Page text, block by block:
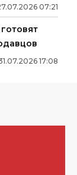
.07.2026 07:21
.07.2026 17:08